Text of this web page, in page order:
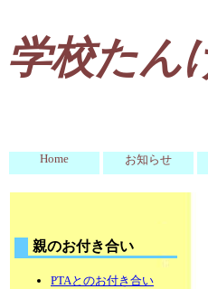
学校たん
Home お知らせ
親のお付き合い
PTAとのお付き合い